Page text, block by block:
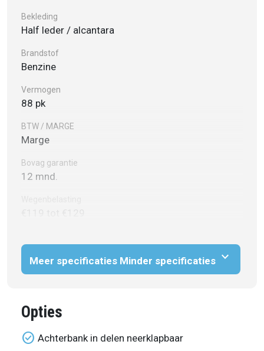
Bekleding
Half leder / alcantara
Brandstof
Benzine
Vermogen
88 pk
BTW / MARGE
Marge
Bovag garantie
12 mnd.
Meer specificaties Minder specificaties expand_more
Opties
check_circle Achterbank in delen neerklapbaar